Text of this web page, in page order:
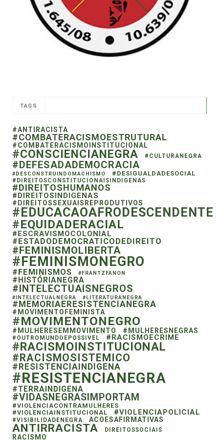
TAGS
#ANTIRACISTA
#COMBATERACISMOESTRUTURAL
#COMBATERACISMOINSTITUCIONAL
#CONSCIENCIANEGRA #CULTURANEGRA
#DEFESADADEMOCRACIA
#DESCONSTRUINDOMACHISMO #DESIGUALDADESOCIAL
#DIREITOSCONSTITUCIONAISINDIGENAS
#DIREITOSHUMANOS
#DIREITOSINDIGENAS
#DIREITOSSEXUAISREPRODUTIVOS
#EDUCACAOAFRODESCENDENTE
#EQUIDADERACIAL
#ESCRAVISMOCOLONIAL
#ESTADODEMOCRATICODEDIREITO
#FEMINISMOLIBERTA
#FEMINISMONEGRO
#FEMINISMOS #FRANTZFANON
#HISTÓRIANEGRA
#INTELECTUAISNEGROS
#INTELECTUALNEGRA #LITERATURANEGRA
#MEMORIAERESISTENCIANEGRA
#MOVIMENTOFEMINISTA
#MOVIMENTONEGRO
#MULHERESEMMOVIMENTO #MULHERESNEGRAS
#OUTROMUNDOEPOSSIVEL #RACISMOECRIME
#RACISMOINSTITUCIONAL
#RACISMOSISTEMICO
#RESISTENCIAINDIGENA
#RESISTENCIANEGRA
#TERRAINDIGENA
#VIDASNEGRASIMPORTAM
#VIOLENCIACONTRAMULHERES
#VIOLENCIAINSTITUCIONAL
#VIOLENCIAPOLICIAL
#VISIBILIDADENEGRA ACOESAFIRMATIVAS
ANTIRRACISTA DIREITOSSOCIAIS
RACISMO